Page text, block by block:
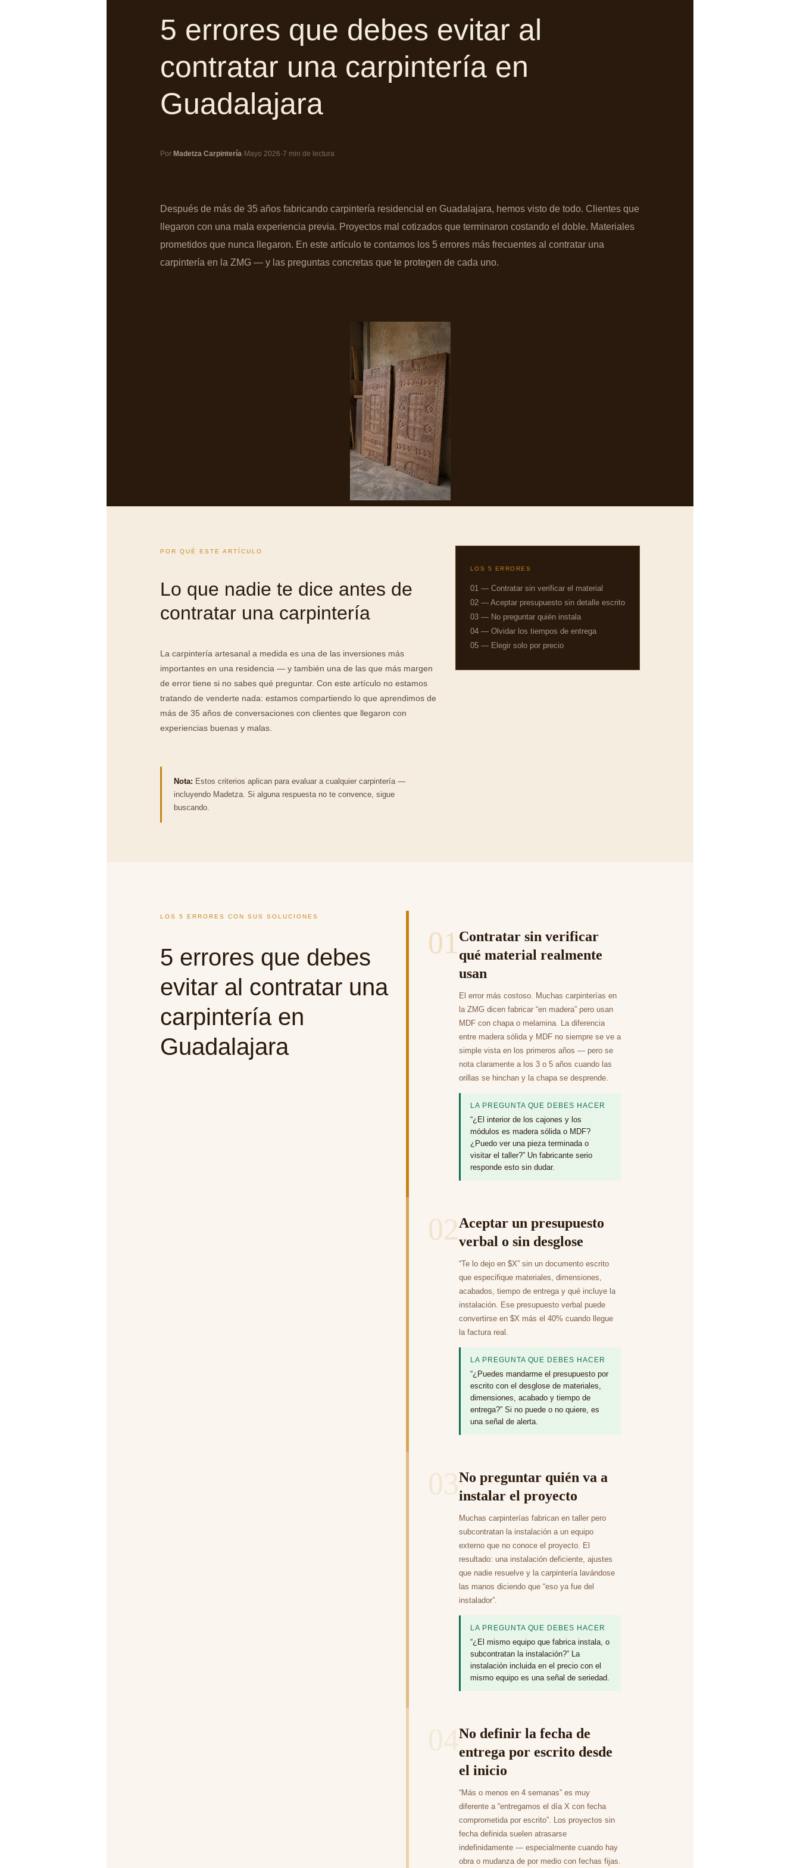
5 errores que debes evitar al
contratar una carpintería en
Guadalajara
Por Madetza Carpintería· Mayo 2026·7 min de lectura
Después de más de 35 años fabricando carpintería residencial en Guadalajara, hemos visto de todo. Clientes que
llegaron con una mala experiencia previa. Proyectos mal cotizados que terminaron costando el doble. Materiales
prometidos que nunca llegaron. En este artículo te contamos los 5 errores más frecuentes al contratar una
carpintería en la ZMG — y las preguntas concretas que te protegen de cada uno.
POR QUÉ ESTE ARTÍCULO
Lo que nadie te dice antes de
contratar una carpintería
La carpintería artesanal a medida es una de las inversiones más
importantes en una residencia — y también una de las que más margen
de error tiene si no sabes qué preguntar. Con este artículo no estamos
tratando de venderte nada: estamos compartiendo lo que aprendimos de
más de 35 años de conversaciones con clientes que llegaron con
experiencias buenas y malas.
Nota: Estos criterios aplican para evaluar a cualquier carpintería —
incluyendo Madetza. Si alguna respuesta no te convence, sigue
buscando.
LOS 5 ERRORES
01 — Contratar sin verificar el material
02 — Aceptar presupuesto sin detalle escrito
03 — No preguntar quién instala
04 — Olvidar los tiempos de entrega
05 — Elegir solo por precio
LOS 5 ERRORES CON SUS SOLUCIONES
5 errores que debes
evitar al contratar una
carpintería en
Guadalajara
01Contratar sin verificar
qué material realmente
usan
El error más costoso. Muchas carpinterías en
la ZMG dicen fabricar “en madera” pero usan
MDF con chapa o melamina. La diferencia
entre madera sólida y MDF no siempre se ve a
simple vista en los primeros años — pero se
nota claramente a los 3 o 5 años cuando las
orillas se hinchan y la chapa se desprende.
LA PREGUNTA QUE DEBES HACER
“¿El interior de los cajones y los
módulos es madera sólida o MDF?
¿Puedo ver una pieza terminada o
visitar el taller?” Un fabricante serio
responde esto sin dudar.
02Aceptar un presupuesto
verbal o sin desglose
“Te lo dejo en $X” sin un documento escrito
que especifique materiales, dimensiones,
acabados, tiempo de entrega y qué incluye la
instalación. Ese presupuesto verbal puede
convertirse en $X más el 40% cuando llegue
la factura real.
LA PREGUNTA QUE DEBES HACER
“¿Puedes mandarme el presupuesto por
escrito con el desglose de materiales,
dimensiones, acabado y tiempo de
entrega?” Si no puede o no quiere, es
una señal de alerta.
03No preguntar quién va a
instalar el proyecto
Muchas carpinterías fabrican en taller pero
subcontratan la instalación a un equipo
externo que no conoce el proyecto. El
resultado: una instalación deficiente, ajustes
que nadie resuelve y la carpintería lavándose
las manos diciendo que “eso ya fue del
instalador”.
LA PREGUNTA QUE DEBES HACER
“¿El mismo equipo que fabrica instala, o
subcontratan la instalación?” La
instalación incluida en el precio con el
mismo equipo es una señal de seriedad.
No definir la fecha de
entrega por escrito desde
el inicio
“Más o menos en 4 semanas” es muy
diferente a “entregamos el día X con fecha
comprometida por escrito”. Los proyectos sin
fecha definida suelen atrasarse
indefinidamente — especialmente cuando hay
obra o mudanza de por medio con fechas fijas.